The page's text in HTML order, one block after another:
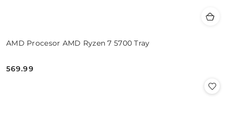
AMD Procesor AMD Ryzen 7 5700 Tray
Cena:
569.99